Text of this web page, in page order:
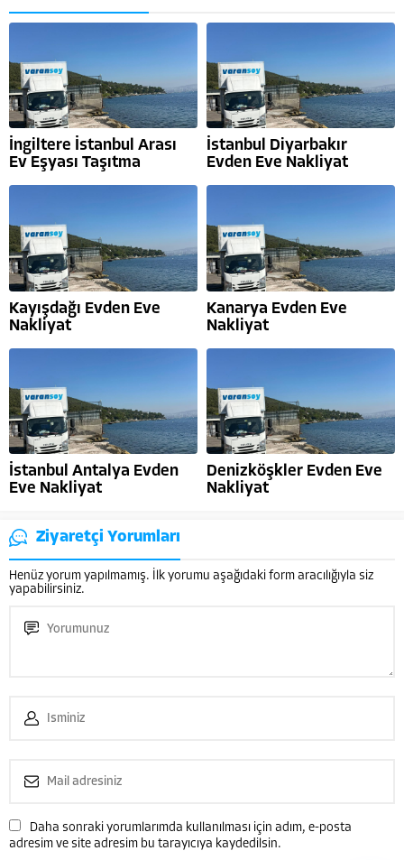
İngiltere İstanbul Arası
Ev Eşyası Taşıtma
İstanbul Diyarbakır
Evden Eve Nakliyat
Kayışdağı Evden Eve
Nakliyat
Kanarya Evden Eve
Nakliyat
İstanbul Antalya Evden
Eve Nakliyat
Denizköşkler Evden Eve
Nakliyat
Ziyaretçi Yorumları
Henüz yorum yapılmamış. İlk yorumu aşağıdaki form aracılığıyla siz
yapabilirsiniz.
Daha sonraki yorumlarımda kullanılması için adım, e-posta
adresim ve site adresim bu tarayıcıya kaydedilsin.